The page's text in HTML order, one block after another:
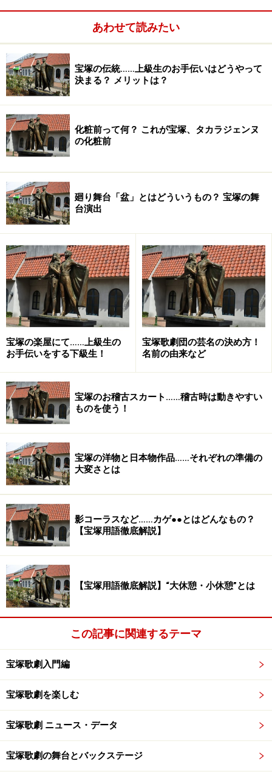
※記事内容は執筆時点のものです。最新の内容をご確認くださ
1/7
あわせて読みたい
宝塚の伝統……上級生のお手伝いはどうやって
決まる？ メリットは？
化粧前って何？ これが宝塚、タカラジェンヌ
の化粧前
廻り舞台「盆」とはどういうもの？ 宝塚の舞
台演出
宝塚の楽屋にて……上級生の
お手伝いをする下級生！
宝塚歌劇団の芸名の決め方！
名前の由来など
宝塚のお稽古スカート……稽古時は動きやすい
ものを使う！
宝塚の洋物と日本物作品……それぞれの準備の
大変さとは
影コーラスなど……カゲ●●とはどんなもの？
【宝塚用語徹底解説】
【宝塚用語徹底解説】“大休憩・小休憩”とは
この記事に関連するテーマ
宝塚歌劇入門編
宝塚歌劇を楽しむ
宝塚歌劇 ニュース・データ
宝塚歌劇の舞台とバックステージ